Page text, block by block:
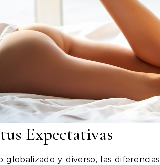
Expectativas
y diverso, las